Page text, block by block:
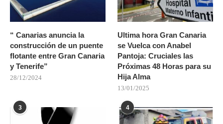
“ Canarias anuncia la
construcción de un puente
flotante entre Gran Canaria
y Tenerife”
28/12/2024
Ultima hora Gran Canaria
se Vuelca con Anabel
Pantoja: Cruciales las
Próximas 48 Horas para su
Hija Alma
13/01/2025
3 4